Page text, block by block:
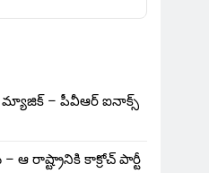
మ్యాజిక్ – పీవీఆర్ ఐనాక్స్
– ఆ రాష్ట్రానికి కాక్రోచ్ పార్టీ